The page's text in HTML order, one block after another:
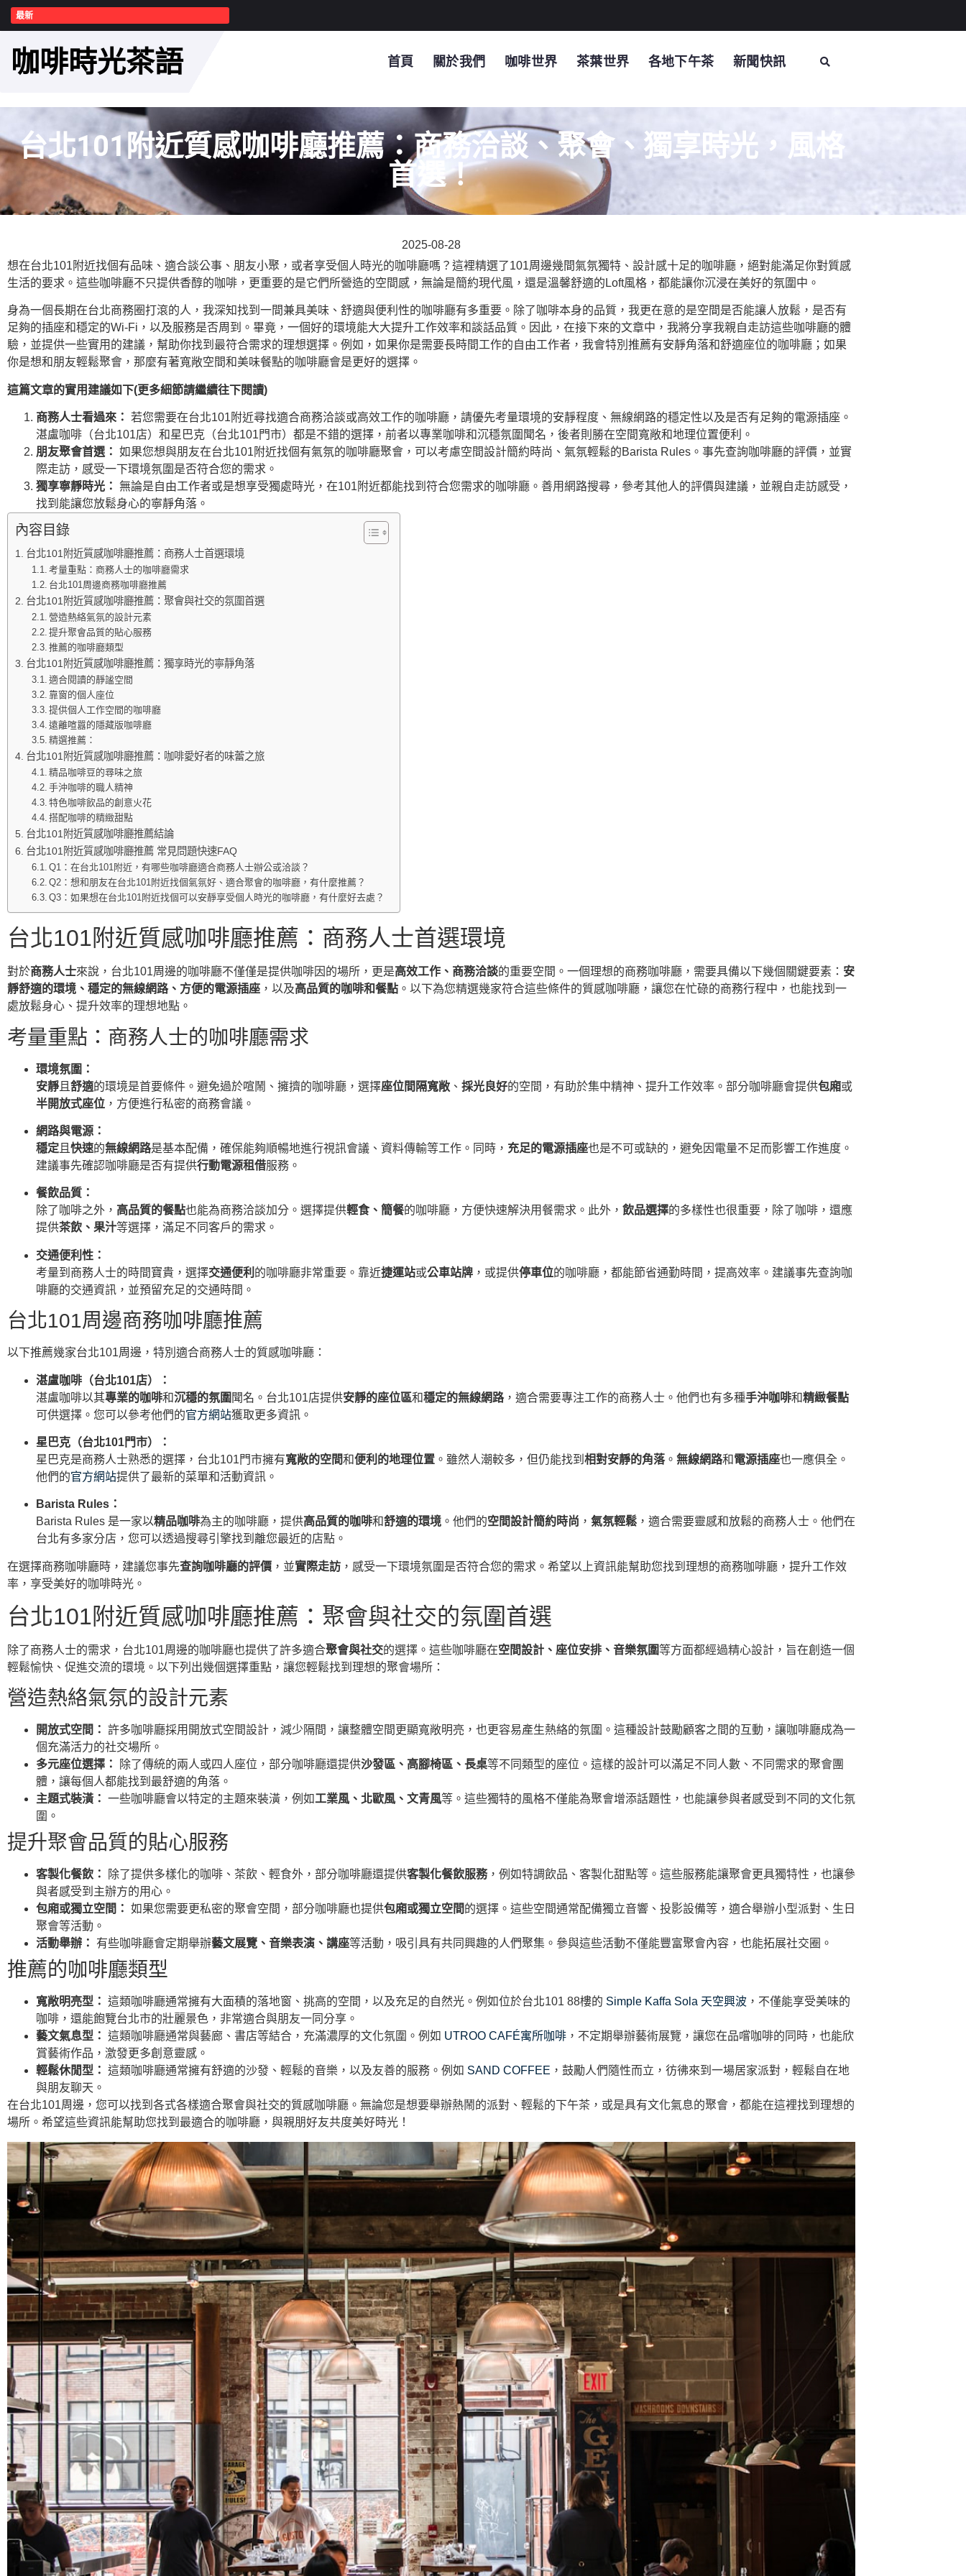
最新
咖啡時光茶語 首頁 關於我們 咖啡世界 茶葉世界 各地下午茶 新聞快訊
台北101附近質感咖啡廳推薦：商務洽談、聚會、獨享時光，風格
首選！
2025-08-28
想在台北101附近找個有品味、適合談公事、朋友小聚，或者享受個人時光的咖啡廳嗎？這裡精選了101周邊幾間氣氛獨特、設計感十足的咖啡廳，絕對能滿足你對質感
生活的要求。這些咖啡廳不只提供香醇的咖啡，更重要的是它們所營造的空間感，無論是簡約現代風，還是溫馨舒適的Loft風格，都能讓你沉浸在美好的氛圍中。
身為一個長期在台北商務圈打滾的人，我深知找到一間兼具美味、舒適與便利性的咖啡廳有多重要。除了咖啡本身的品質，我更在意的是空間是否能讓人放鬆，是否有
足夠的插座和穩定的Wi-Fi，以及服務是否周到。畢竟，一個好的環境能大大提升工作效率和談話品質。因此，在接下來的文章中，我將分享我親自走訪這些咖啡廳的體
驗，並提供一些實用的建議，幫助你找到最符合需求的理想選擇。例如，如果你是需要長時間工作的自由工作者，我會特別推薦有安靜角落和舒適座位的咖啡廳；如果
你是想和朋友輕鬆聚會，那麼有著寬敞空間和美味餐點的咖啡廳會是更好的選擇。
這篇文章的實用建議如下(更多細節請繼續往下閱讀)
商務人士看過來： 若您需要在台北101附近尋找適合商務洽談或高效工作的咖啡廳，請優先考量環境的安靜程度、無線網路的穩定性以及是否有足夠的電源插座。
湛盧咖啡（台北101店）和星巴克（台北101門市）都是不錯的選擇，前者以專業咖啡和沉穩氛圍聞名，後者則勝在空間寬敞和地理位置便利。
朋友聚會首選： 如果您想與朋友在台北101附近找個有氣氛的咖啡廳聚會，可以考慮空間設計簡約時尚、氣氛輕鬆的Barista Rules。事先查詢咖啡廳的評價，並實
際走訪，感受一下環境氛圍是否符合您的需求。
獨享寧靜時光： 無論是自由工作者或是想享受獨處時光，在101附近都能找到符合您需求的咖啡廳。善用網路搜尋，參考其他人的評價與建議，並親自走訪感受，
找到能讓您放鬆身心的寧靜角落。
內容目錄
台北101附近質感咖啡廳推薦：商務人士首選環境
考量重點：商務人士的咖啡廳需求
台北101周邊商務咖啡廳推薦
台北101附近質感咖啡廳推薦：聚會與社交的氛圍首選
營造熱絡氣氛的設計元素
提升聚會品質的貼心服務
推薦的咖啡廳類型
台北101附近質感咖啡廳推薦：獨享時光的寧靜角落
適合閱讀的靜謐空間
靠窗的個人座位
提供個人工作空間的咖啡廳
遠離喧囂的隱藏版咖啡廳
精選推薦：
台北101附近質感咖啡廳推薦：咖啡愛好者的味蕾之旅
精品咖啡豆的尋味之旅
手沖咖啡的職人精神
特色咖啡飲品的創意火花
搭配咖啡的精緻甜點
台北101附近質感咖啡廳推薦結論
台北101附近質感咖啡廳推薦 常見問題快速FAQ
Q1：在台北101附近，有哪些咖啡廳適合商務人士辦公或洽談？
Q2：想和朋友在台北101附近找個氣氛好、適合聚會的咖啡廳，有什麼推薦？
Q3：如果想在台北101附近找個可以安靜享受個人時光的咖啡廳，有什麼好去處？
台北101附近質感咖啡廳推薦：商務人士首選環境
對於商務人士來說，台北101周邊的咖啡廳不僅僅是提供咖啡因的場所，更是高效工作、商務洽談的重要空間。一個理想的商務咖啡廳，需要具備以下幾個關鍵要素： 安
靜舒適的環境、穩定的無線網路、方便的電源插座 ，以及高品質的咖啡和餐點 。以下為您精選幾家符合這些條件的質感咖啡廳，讓您在忙碌的商務行程中，也能找到一
處放鬆身心、提升效率的理想地點。
考量重點：商務人士的咖啡廳需求
環境氛圍：
安靜 且 舒適的環境是首要條件。避免過於喧鬧、擁擠的咖啡廳，選擇座位間隔寬敞 、 採光良好的空間，有助於集中精神、提升工作效率。部分咖啡廳會提供包廂或
半開放式座位 ，方便進行私密的商務會議。
網路與電源：
穩定 且 快速的無線網路是基本配備，確保能夠順暢地進行視訊會議、資料傳輸等工作。同時， 充足的電源插座也是不可或缺的，避免因電量不足而影響工作進度。
建議事先確認咖啡廳是否有提供行動電源租借服務。
餐飲品質：
除了咖啡之外， 高品質的餐點也能為商務洽談加分。選擇提供輕食、簡餐的咖啡廳，方便快速解決用餐需求。此外， 飲品選擇的多樣性也很重要，除了咖啡，還應
提供茶飲、果汁等選擇，滿足不同客戶的需求。
交通便利性：
考量到商務人士的時間寶貴，選擇交通便利 的咖啡廳非常重要。靠近捷運站或公車站牌 ，或提供停車位的咖啡廳，都能節省通勤時間，提高效率。建議事先查詢咖
啡廳的交通資訊，並預留充足的交通時間。
台北101周邊商務咖啡廳推薦
以下推薦幾家台北101周邊，特別適合商務人士的質感咖啡廳：
湛盧咖啡（台北101店）：
湛盧咖啡以其專業的咖啡和沉穩的氛圍 聞名。台北101店提供安靜的座位區和穩定的無線網路，適合需要專注工作的商務人士。他們也有多種手沖咖啡和精緻餐點
可供選擇。您可以參考他們的官方網站獲取更多資訊。
星巴克（台北101門市）：
星巴克是商務人士熟悉的選擇，台北101門市擁有寬敞的空間和便利的地理位置 。雖然人潮較多，但仍能找到 相對安靜的角落。 無線網路和電源插座也一應俱全。
他們的官方網站提供了最新的菜單和活動資訊。
Barista Rules：
Barista Rules 是一家以精品咖啡為主的咖啡廳，提供高品質的咖啡和舒適的環境 。他們的空間設計簡約時尚 ， 氣氛輕鬆 ，適合需要靈感和放鬆的商務人士。他們在
台北有多家分店，您可以透過搜尋引擎找到離您最近的店點。
在選擇商務咖啡廳時，建議您事先查詢咖啡廳的評價 ，並實際走訪 ，感受一下環境氛圍是否符合您的需求。希望以上資訊能幫助您找到理想的商務咖啡廳，提升工作效
率，享受美好的咖啡時光。
台北101附近質感咖啡廳推薦：聚會與社交的氛圍首選
除了商務人士的需求，台北101周邊的咖啡廳也提供了許多適合聚會與社交的選擇。這些咖啡廳在空間設計、座位安排、音樂氛圍等方面都經過精心設計，旨在創造一個
輕鬆愉快、促進交流的環境。以下列出幾個選擇重點，讓您輕鬆找到理想的聚會場所：
營造熱絡氣氛的設計元素
開放式空間： 許多咖啡廳採用開放式空間設計，減少隔間，讓整體空間更顯寬敞明亮，也更容易產生熱絡的氛圍。這種設計鼓勵顧客之間的互動，讓咖啡廳成為一
個充滿活力的社交場所。
多元座位選擇：
除了傳統的兩人或四人座位，部分咖啡廳還提供沙發區、高腳椅區、長桌等不同類型的座位。這樣的設計可以滿足不同人數、不同需求的聚會團
體，讓每個人都能找到最舒適的角落。
主題式裝潢： 一些咖啡廳會以特定的主題來裝潢，例如工業風、北歐風、文青風等。這些獨特的風格不僅能為聚會增添話題性，也能讓參與者感受到不同的文化氛
圍。
提升聚會品質的貼心服務
客製化餐飲： 除了提供多樣化的咖啡、茶飲、輕食外，部分咖啡廳還提供客製化餐飲服務，例如特調飲品、客製化甜點等。這些服務能讓聚會更具獨特性，也讓參
與者感受到主辦方的用心。
包廂或獨立空間： 如果您需要更私密的聚會空間，部分咖啡廳也提供包廂或獨立空間 的選擇。這些空間通常配備獨立音響、投影設備等，適合舉辦小型派對、生日
聚會等活動。
活動舉辦：
有些咖啡廳會定期舉辦藝文展覽、音樂表演、講座等活動，吸引具有共同興趣的人們聚集。參與這些活動不僅能豐富聚會內容，也能拓展社交圈。
推薦的咖啡廳類型
寬敞明亮型： 這類咖啡廳通常擁有大面積的落地窗、挑高的空間，以及充足的自然光。例如位於台北101 88樓的 Simple Kaffa Sola 天空興波 ，不僅能享受美味的
咖啡，還能飽覽台北市的壯麗景色，非常適合與朋友一同分享。
藝文氣息型： 這類咖啡廳通常與藝廊、書店等結合，充滿濃厚的文化氛圍。例如 UTROO CAFÉ寓所咖啡 ，不定期舉辦藝術展覽，讓您在品嚐咖啡的同時，也能欣
賞藝術作品，激發更多創意靈感。
輕鬆休閒型： 這類咖啡廳通常擁有舒適的沙發、輕鬆的音樂，以及友善的服務。例如 SAND COFFEE ，鼓勵人們隨性而立，彷彿來到一場居家派對，輕鬆自在地
與朋友聊天。
在台北101周邊，您可以找到各式各樣適合聚會與社交的質感咖啡廳。無論您是想要舉辦熱鬧的派對、輕鬆的下午茶，或是具有文化氣息的聚會，都能在這裡找到理想的
場所。希望這些資訊能幫助您找到最適合的咖啡廳，與親朋好友共度美好時光！